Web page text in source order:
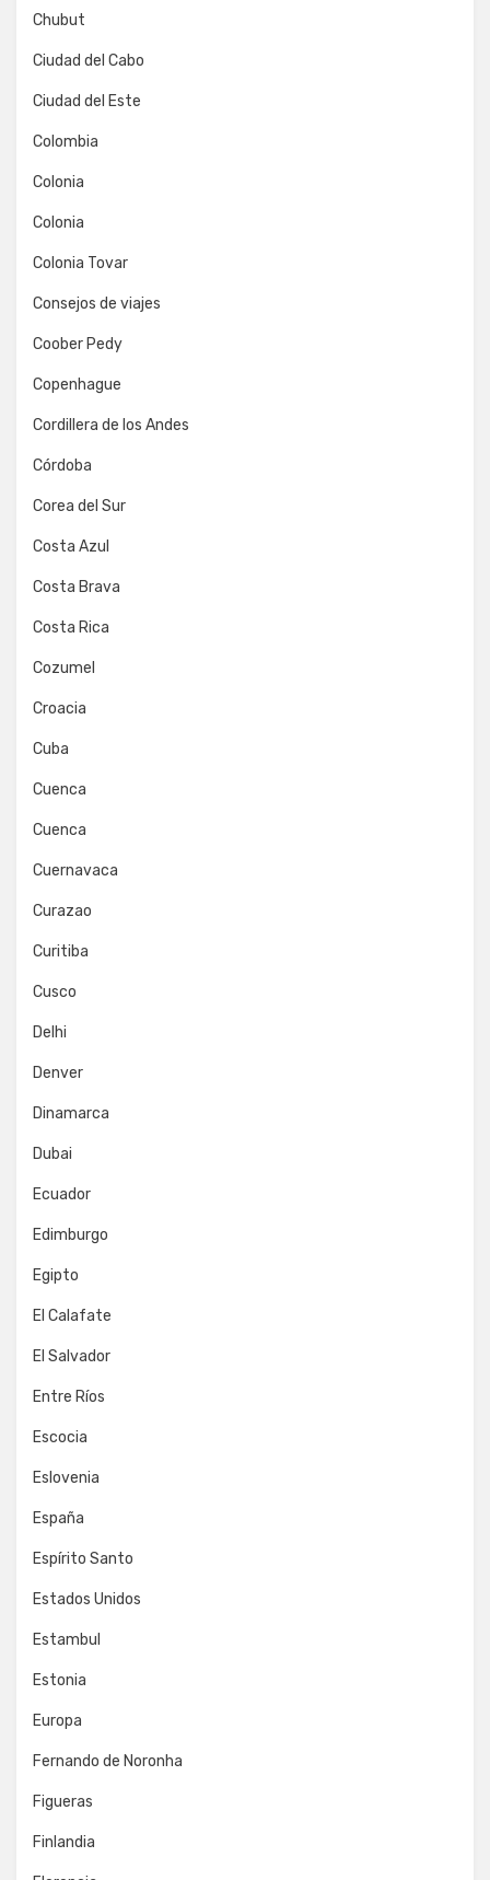
Chubut
Ciudad del Cabo
Ciudad del Este
Colombia
Colonia
Colonia
Colonia Tovar
Consejos de viajes
Coober Pedy
Copenhague
Cordillera de los Andes
Córdoba
Corea del Sur
Costa Azul
Costa Brava
Costa Rica
Cozumel
Croacia
Cuba
Cuenca
Cuenca
Cuernavaca
Curazao
Curitiba
Cusco
Delhi
Denver
Dinamarca
Dubai
Ecuador
Edimburgo
Egipto
El Calafate
El Salvador
Entre Ríos
Escocia
Eslovenia
España
Espírito Santo
Estados Unidos
Estambul
Estonia
Europa
Fernando de Noronha
Figueras
Finlandia